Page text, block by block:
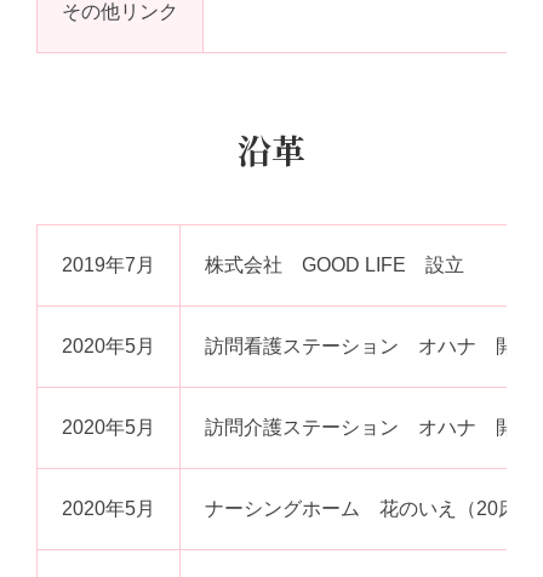
その他リンク
沿革
2019年7月 株式会社 GOOD LIFE 設立
2020年5月 訪問看護ステーション オハナ 開設
2020年5月 訪問介護ステーション オハナ 開設
2020年5月 ナーシングホーム 花のいえ（20床）